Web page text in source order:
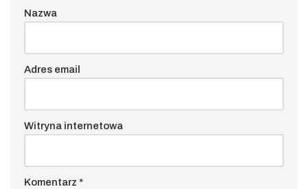
Nazwa
Adres email
Witryna internetowa
Komentarz *